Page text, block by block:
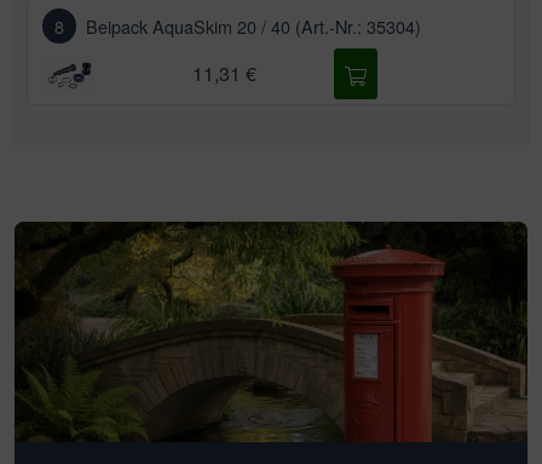
8 Beipack AquaSkim 20 / 40 (Art.-Nr.: 35304)
11,31 €